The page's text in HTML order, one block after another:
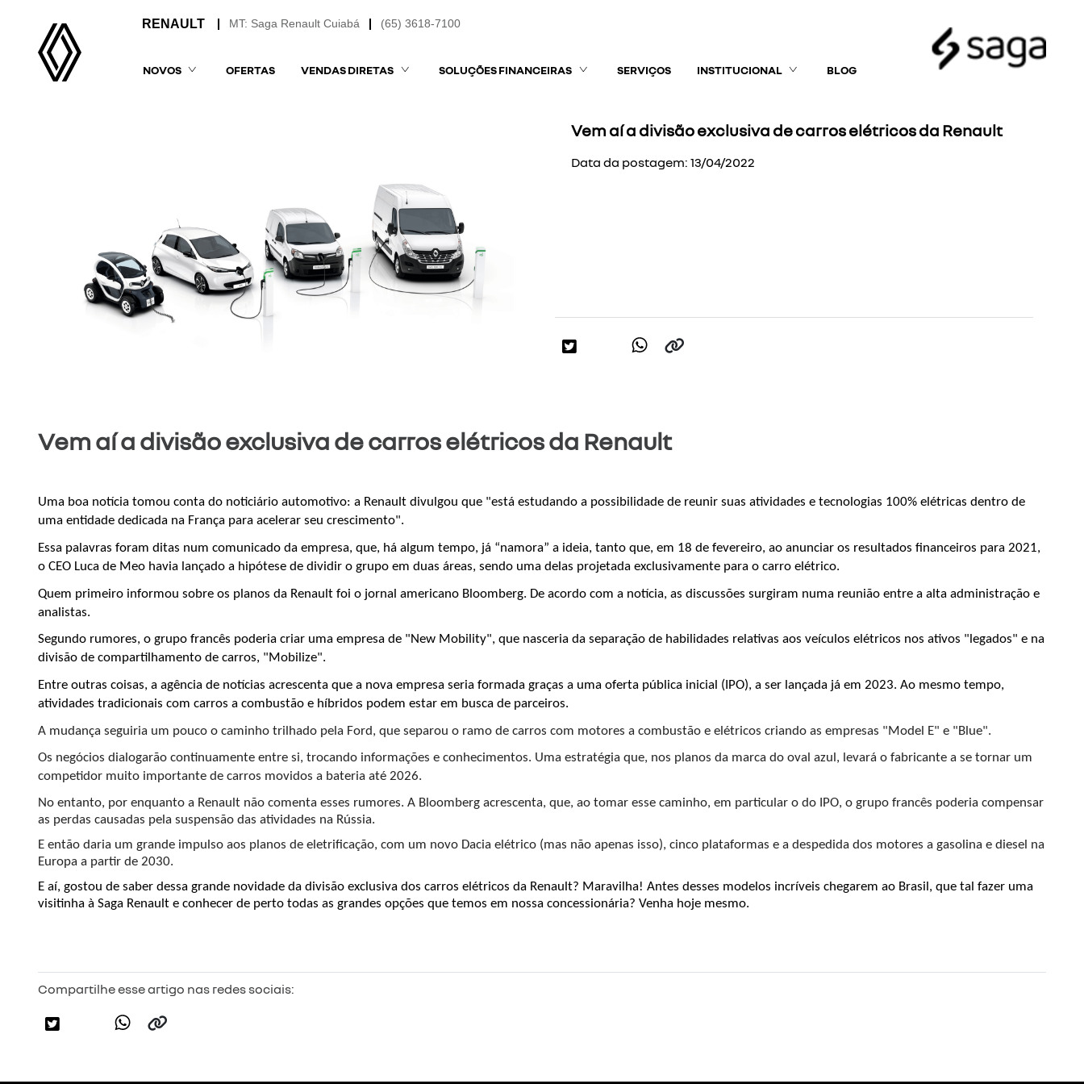
(65) 3618-7100
MT: Saga Renault Cuiabá
NOVOS OFERTAS VENDAS DIRETAS SOLUÇÕES FINANCEIRAS SERVIÇOS INSTITUCIONAL BLOG
Vem aí a divisão exclusiva de carros elétricos da Renault
Data da postagem: 13/04/2022
Vem aí a divisão exclusiva de carros elétricos da Renault
Uma boa notícia tomou conta do noticiário automotivo: a Renault divulgou que "está estudando a possibilidade de reunir suas atividades e tecnologias 100% elétricas dentro de
uma entidade dedicada na França para acelerar seu crescimento".
Essa palavras foram ditas num comunicado da empresa, que, há algum tempo, já “namora” a ideia, tanto que, em 18 de fevereiro, ao anunciar os resultados financeiros para 2021,
o CEO Luca de Meo havia lançado a hipótese de dividir o grupo em duas áreas, sendo uma delas projetada exclusivamente para o carro elétrico.
Quem primeiro informou sobre os planos da Renault foi o jornal americano Bloomberg. De acordo com a notícia, as discussões surgiram numa reunião entre a alta administração e
analistas.
Segundo rumores, o grupo francês poderia criar uma empresa de "New Mobility", que nasceria da separação de habilidades relativas aos veículos elétricos nos ativos "legados" e na
divisão de compartilhamento de carros, "Mobilize".
Entre outras coisas, a agência de notícias acrescenta que a nova empresa seria formada graças a uma oferta pública inicial (IPO), a ser lançada já em 2023. Ao mesmo tempo,
atividades tradicionais com carros a combustão e híbridos podem estar em busca de parceiros.
A mudança seguiria um pouco o caminho trilhado pela Ford, que separou o ramo de carros com motores a combustão e elétricos criando as empresas "Model E" e "Blue".
Os negócios dialogarão continuamente entre si, trocando informações e conhecimentos. Uma estratégia que, nos planos da marca do oval azul, levará o fabricante a se tornar um
competidor muito importante de carros movidos a bateria até 2026.
No entanto, por enquanto a Renault não comenta esses rumores. A Bloomberg acrescenta, que, ao tomar esse caminho, em particular o do IPO, o grupo francês poderia compensar
as perdas causadas pela suspensão das atividades na Rússia.
E então daria um grande impulso aos planos de eletrificação, com um novo Dacia elétrico (mas não apenas isso), cinco plataformas e a despedida dos motores a gasolina e diesel na
Europa a partir de 2030.
E aí, gostou de saber dessa grande novidade da divisão exclusiva dos carros elétricos da Renault? Maravilha! Antes desses modelos incríveis chegarem ao Brasil, que tal fazer uma
visitinha à Saga Renault e conhecer de perto todas as grandes opções que temos em nossa concessionária? Venha hoje mesmo.
Compartilhe esse artigo nas redes sociais: